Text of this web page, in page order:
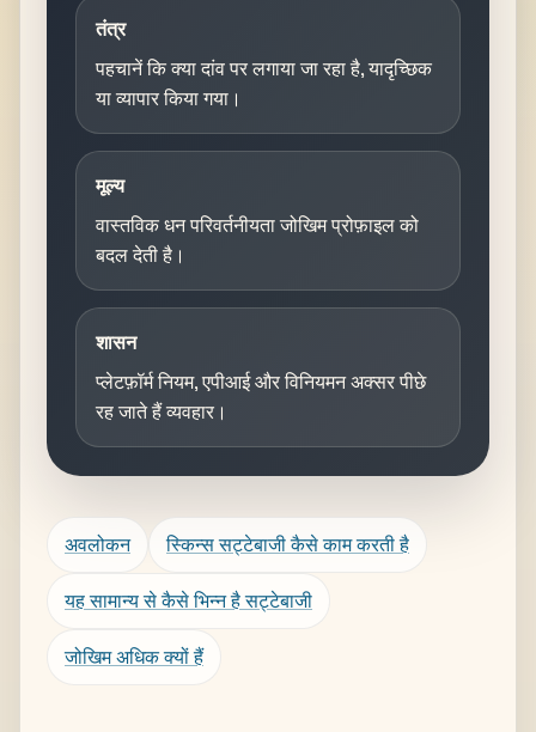
तंत्र
पहचानें कि क्या दांव पर लगाया जा रहा है, यादृच्छिक
या व्यापार किया गया।
मूल्य
वास्तविक धन परिवर्तनीयता जोखिम प्रोफ़ाइल को
बदल देती है।
शासन
प्लेटफ़ॉर्म नियम, एपीआई और विनियमन अक्सर पीछे
रह जाते हैं व्यवहार।
अवलोकन स्किन्स सट्टेबाजी कैसे काम करती है
यह सामान्य से कैसे भिन्न है सट्टेबाजी
जोखिम अधिक क्यों हैं